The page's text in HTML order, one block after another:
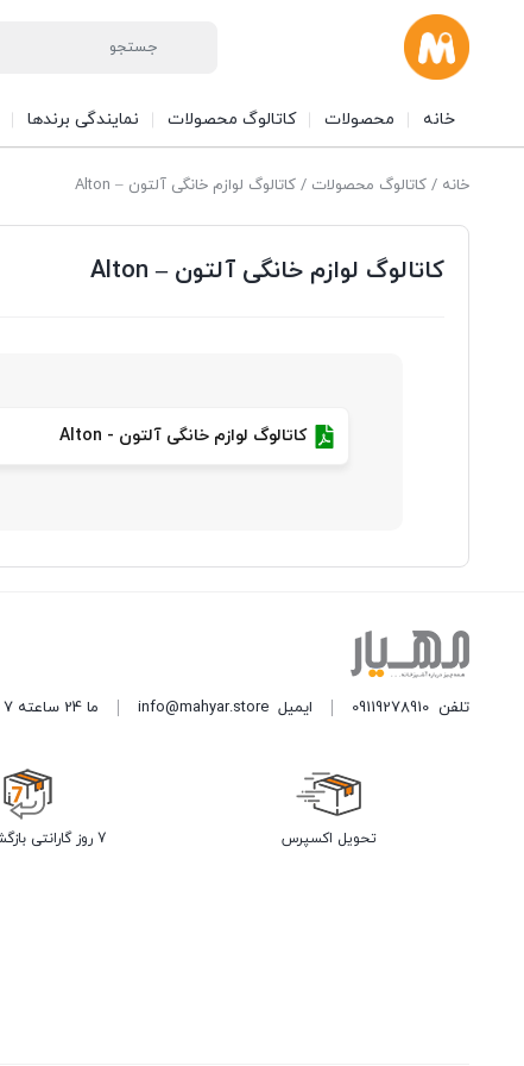
خانه محصولات کاتالوگ محصولات نمایندگی برندها
خانه /کاتالوگ محصولات / کاتالوگ لوازم خانگی آلتون – Alton
کاتالوگ لوازم خانگی آلتون – Alton
کاتالوگ لوازم خانگی آلتون - Alton
تلفن09119278910 ایمیلinfo@mahyar.store ما 24 ساعته 7 روز هفته پاسخگوی شما هستیم.
تحویل اکسپرس 7 روز گارانتی بازگشت وجه